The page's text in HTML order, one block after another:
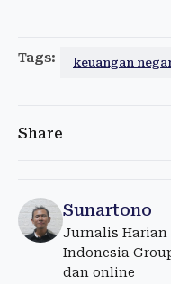
Tags: keuangan
Share
Sunartono
Jurnalis Harian
Indonesia
dan online